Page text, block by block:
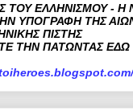
ΤΟΥ ΕΛΛΗΝΙΣΜΟΥ - Η
ΥΠΟΓΡΑΦΗ ΤΗΣ
ΠΙΣΤΗΣ
ΤΗΝ ΠΑΤΩΝΤΑΣ ΕΔΩ